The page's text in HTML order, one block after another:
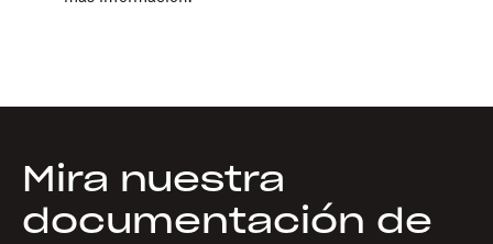
Mira nuestra
documentación de